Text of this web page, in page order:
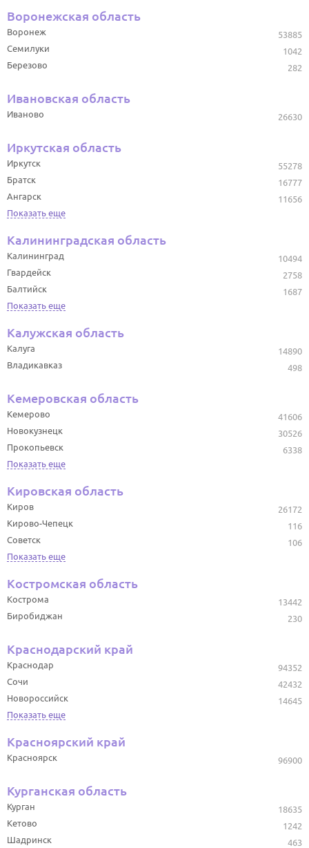
Воронежская область
53885
Воронеж
1042
Семилуки
282
Березово
Ивановская область
26630
Иваново
Иркутская область
55278
Иркутск
16777
Братск
11656
Ангарск
Показать еще
Калининградская область
10494
Калининград
2758
Гвардейск
1687
Балтийск
Показать еще
Калужская область
14890
Калуга
498
Владикавказ
Кемеровская область
41606
Кемерово
30526
Новокузнецк
6338
Прокопьевск
Показать еще
Кировская область
26172
Киров
116
Кирово-Чепецк
106
Советск
Показать еще
Костромская область
13442
Кострома
230
Биробиджан
Краснодарский край
94352
Краснодар
42432
Сочи
14645
Новороссийск
Показать еще
Красноярский край
96900
Красноярск
Курганская область
18635
Курган
1242
Кетово
463
Шадринск